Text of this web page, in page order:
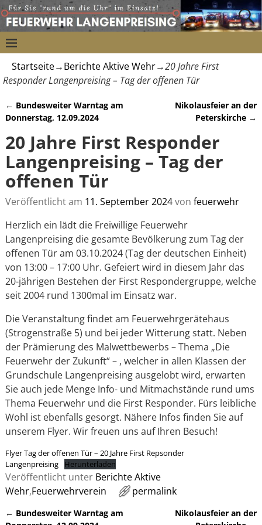
Startseite→Berichte Aktive Wehr→20 Jahre First
Responder Langenpreising – Tag der offenen Tür
Artikelnavigation
← Bundesweiter Warntag am
Donnerstag, 12.09.2024
Nikolausfeier an der
Peterskirche →
20 Jahre First Responder
Langenpreising – Tag der
offenen Tür
Veröffentlicht am 11. September 2024von feuerwehr
Herzlich ein lädt die Freiwillige Feuerwehr
Langenpreising die gesamte Bevölkerung zum Tag der
offenen Tür am 03.10.2024 (Tag der deutschen Einheit)
von 13:00 – 17:00 Uhr. Gefeiert wird in diesem Jahr das
20-jährigen Bestehen der First Respondergruppe, welche
seit 2004 rund 1300mal im Einsatz war.
Die Veranstaltung findet am Feuerwehrgerätehaus
(Strogenstraße 5) und bei jeder Witterung statt. Neben
der Prämierung des Malwettbewerbs – Thema „Die
Feuerwehr der Zukunft“ – , welcher in allen Klassen der
Grundschule Langenpreising ausgelobt wird, erwarten
Sie auch jede Menge Info- und Mitmachstände rund ums
Thema Feuerwehr und die First Responder. Fürs leibliche
Wohl ist ebenfalls gesorgt. Nähere Infos finden Sie auf
unserem Flyer. Wir freuen uns auf Ihren Besuch!
Flyer Tag der offenen Tür – 20 Jahre First Repsonder
Langenpreising
Herunterladen
Veröffentlicht unter Berichte Aktive
Wehr,Feuerwehrverein permalink
← Bundesweiter Warntag am
Nikolausfeier an der